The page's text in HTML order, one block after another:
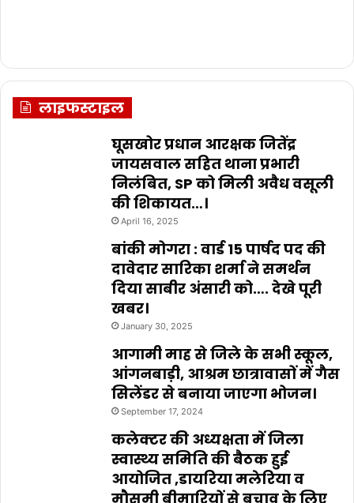
लाइफस्टाइल
घूसखोर प्रधान आरक्षक जितेंद्र
जायसवाल सहित थाना प्रभारी
निलंबित, SP को मिली अवैध वसूली
की शिकायत…।
April 16, 2025
बांकी मोगरा : वार्ड 15 पार्षद पद की
दावेदार सारिका शर्मा ने समर्थन
दिया साबीर अंसारी को…. देखे पूरी
खबर।
January 30, 2025
आगामी माह से जिले के सभी स्कूल,
आंगनबाड़ी, आश्रम छात्रावासों में गैस
सिलेंडर से बनाया जाएगा भोजन।
September 17, 2024
कलेक्टर की अध्यक्षता में जिला
स्वास्थ्य समिति की बैठक हुई
आयोजित ,डायरिया मलेरिया व
मौसमी बीमारियों से बचाव के लिए